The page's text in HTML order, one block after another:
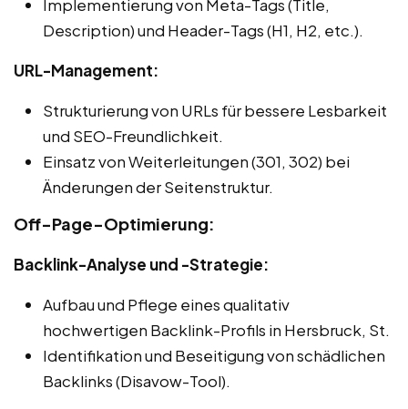
Implementierung von Meta-Tags (Title,
Description) und Header-Tags (H1, H2, etc.).
URL-Management:
Strukturierung von URLs für bessere Lesbarkeit
und SEO-Freundlichkeit.
Einsatz von Weiterleitungen (301, 302) bei
Änderungen der Seitenstruktur.
Off-Page-Optimierung:
Backlink-Analyse und -Strategie:
Aufbau und Pflege eines qualitativ
hochwertigen Backlink-Profils in Hersbruck, St.
Identifikation und Beseitigung von schädlichen
Backlinks (Disavow-Tool).